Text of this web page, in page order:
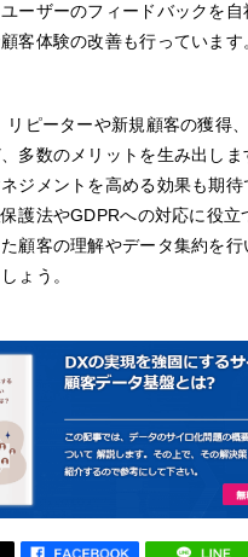
ーザーのフィードバックを
客体験の改善も行っています
リピーターや新規顧客の獲得
多数のメリットを生み出し
ジメントを高める効果も期待
護法やGDPRへの対応に役立
顧客の理解やデータ集約を
ょう。